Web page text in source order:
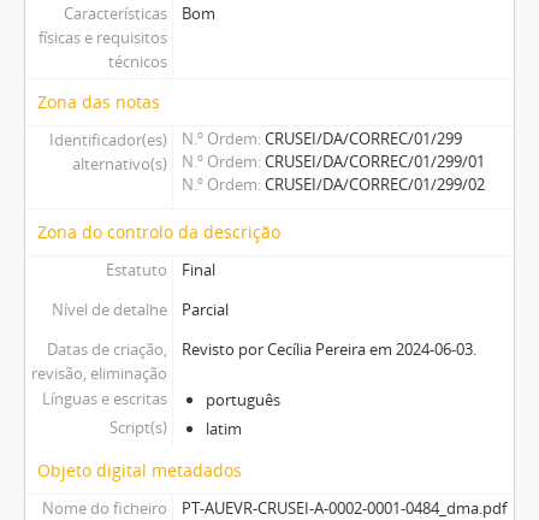
Características
físicas e requisitos
técnicos
Bom
Zona das notas
Identificador(es)
alternativo(s)
N.º Ordem CRUSEI/DA/CORREC/01/299
N.º Ordem CRUSEI/DA/CORREC/01/299/01
N.º Ordem CRUSEI/DA/CORREC/01/299/02
Zona do controlo da descrição
Estatuto
Final
Nível de detalhe
Parcial
Datas de criação,
revisão, eliminação
Revisto por Cecília Pereira em 2024-06-03.
Línguas e escritas
português
Script(s)
latim
Objeto digital metadados
Nome do ficheiro
PT-AUEVR-CRUSEI-A-0002-0001-0484_dma.pdf